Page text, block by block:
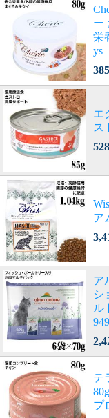
ー
栄
ys
エ
ス
ア
ア
シ
ル
テ
プ